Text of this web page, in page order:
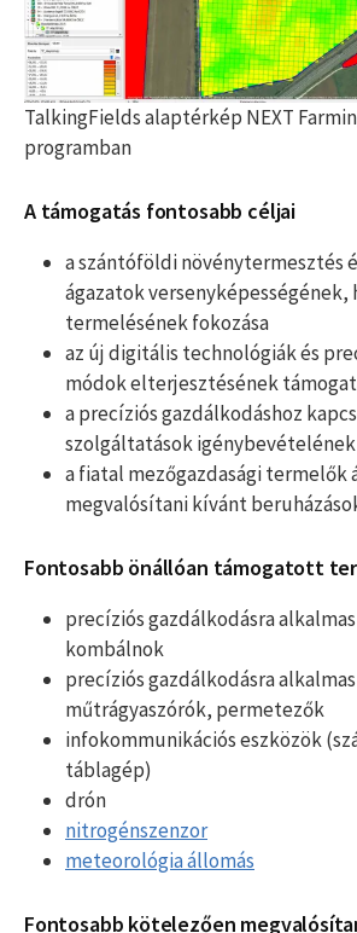
TalkingFields alaptérkép NEXT
programban
A támogatás fontosabb céljai
a szántóföldi növénytermesztés
ágazatok
termelésének fokozása
az új digitális technológiák és
módok elterjesztésének
a precíziós gazdálkodáshoz
szolgáltatások
a fiatal mezőgazdasági termelők
megvalósítani kívánt
Fontosabb önállóan támogatott
precíziós gazdálkodásra
kombálnok
precíziós gazdálkodásra
műtrágyaszórók, permetezők
infokommunikációs eszközök
táblagép)
drón
nitrogénszenzor
meteorológia állomás
Fontosabb kötelezően